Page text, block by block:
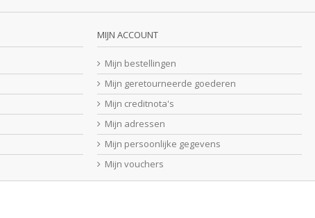
MIJN ACCOUNT
Mijn bestellingen
Mijn geretourneerde goederen
Mijn creditnota's
Mijn adressen
Mijn persoonlijke gegevens
Mijn vouchers